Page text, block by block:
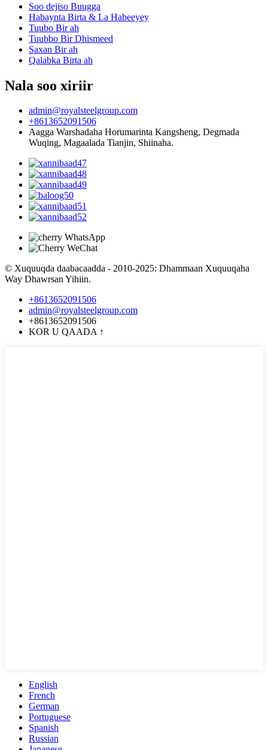
Soo dejiso Buugga
Habaynta Birta & La Habeeyey
Tuubo Bir ah
Tuubbo Bir Dhismeed
Saxan Bir ah
Qalabka Birta ah
Nala soo xiriir
admin@royalsteelgroup.com
+8613652091506
Aagga Warshadaha Horumarinta Kangsheng, Degmada
Wuqing, Magaalada Tianjin, Shiinaha.
© Xuquuqda daabacaadda - 2010-2025: Dhammaan Xuquuqaha
Way Dhawrsan Yihiin.
+8613652091506
admin@royalsteelgroup.com
+8613652091506
KOR U QAADA ↑
English
French
German
Portuguese
Spanish
Russian